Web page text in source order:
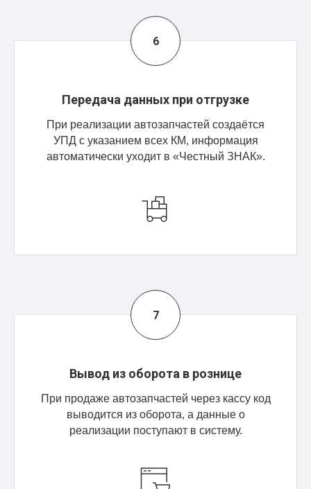
Передача данных при отгрузке
При реализации автозапчастей создаётся
УПД с указанием всех КМ, информация
автоматически уходит в «Честный ЗНАК».
Вывод из оборота в рознице
При продаже автозапчастей через кассу код
выводится из оборота, а данные о
реализации поступают в систему.